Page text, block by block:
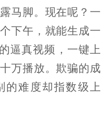
马脚。现在呢？一
下午，就能生成一
逼真视频，一键上
万播放。欺骗的成
的难度却指数级上